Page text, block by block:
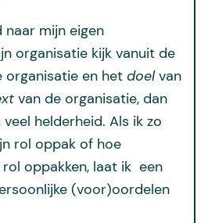
mijn eigen
organisatie kijk vanuit de
en het doelvan
van de organisatie, dan
helderheid. Als ik zo
rol oppak of hoe
oppakken, laat ik een
(voor)oordelen